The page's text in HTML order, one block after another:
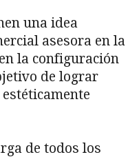
una idea
asesora en la
la configuración
de lograr
de todos los